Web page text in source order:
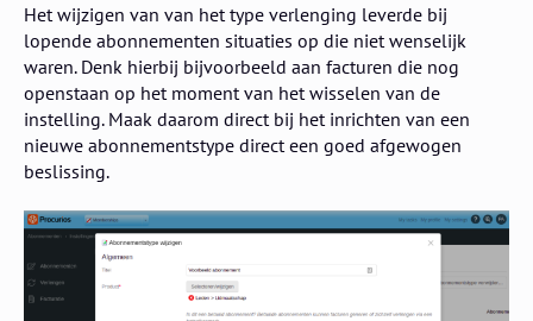
Het wijzigen van van het type verlenging leverde bij
lopende abonnementen situaties op die niet wenselijk
waren. Denk hierbij bijvoorbeeld aan facturen die nog
openstaan op het moment van het wisselen van de
instelling. Maak daarom direct bij het inrichten van een
nieuwe abonnementstype direct een goed afgewogen
beslissing.